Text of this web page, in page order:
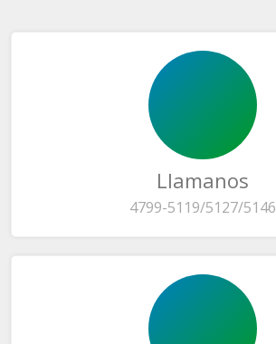
Llamanos
4799-5119/5127/5146